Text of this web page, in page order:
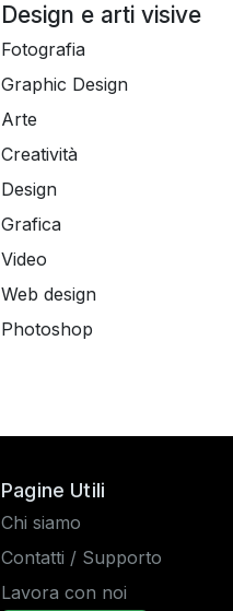
Design e arti visive
Fotografia
Graphic Design
Arte
Creatività
Design
Grafica
Video
Web design
Photoshop
Pagine Utili
Chi siamo
Contatti / Supporto
Lavora con noi